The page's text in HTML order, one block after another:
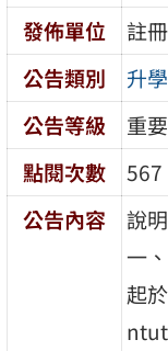
發佈單位
註
公告類別
升
公告等級
重要
點閱次數
567
公告內容
說明
一
起